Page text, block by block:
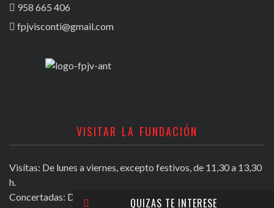
QUIZAS TE INTERESE
958 665 406
fpjvisconti@gmail.com
VISITAR LA FUNDACIÓN
Visítas: De lunes a viernes, excepto festivos, de 11,30 a 13,30
h.
Concertadas: De lunes a viernes excepto festivos, de 16,30 a